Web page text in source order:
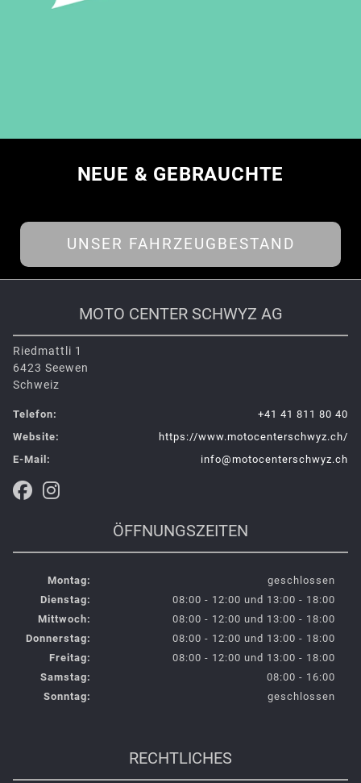
NEUE & GEBRAUCHTE
UNSER FAHRZEUGBESTAND
MOTO CENTER SCHWYZ AG
Riedmattli 1
6423 Seewen
Schweiz
Telefon:
+41 41 811 80 40
Website:
https://www.motocenterschwyz.ch/
E-Mail:
info@motocenterschwyz.ch
ÖFFNUNGSZEITEN
Montag:
geschlossen
Dienstag:
08:00 - 12:00 und 13:00 - 18:00
Mittwoch:
08:00 - 12:00 und 13:00 - 18:00
Donnerstag:
08:00 - 12:00 und 13:00 - 18:00
Freitag:
08:00 - 12:00 und 13:00 - 18:00
Samstag:
08:00 - 16:00
Sonntag:
geschlossen
RECHTLICHES